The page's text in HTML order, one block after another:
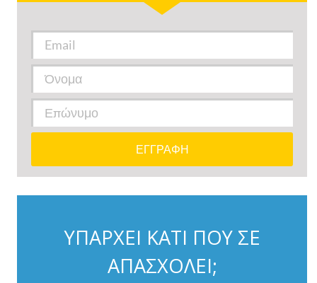
ΥΠΑΡΧΕΙ ΚΑΤΙ ΠΟΥ ΣΕ
ΑΠΑΣΧΟΛΕΙ;